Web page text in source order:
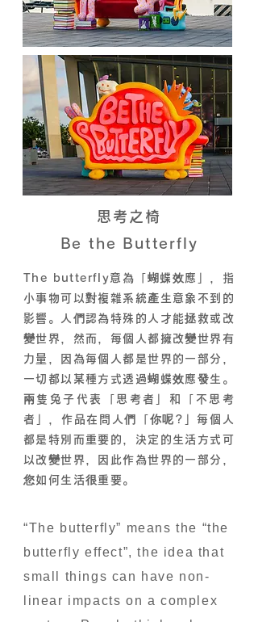
思考之椅
Be the Butterfly
The butterfly意為「蝴蝶效應」，指
小事物可以對複雜系統產生意象不到的
影響。人們認為特殊的人才能拯救或改
變世界，然而，每個人都擁改變世界有
力量，因為每個人都是世界的一部分，
一切都以某種方式透過蝴蝶效應發生。
兩隻兔子代表「思考者」和「不思考
者」，作品在問人們「你呢?」每個人
都是特別而重要的，決定的生活方式可
以改變世界，因此作為世界的一部分，
您如何生活很重要。
“The butterfly” means the “the
butterfly effect”, the idea that
small things can have non-
linear impacts on a complex